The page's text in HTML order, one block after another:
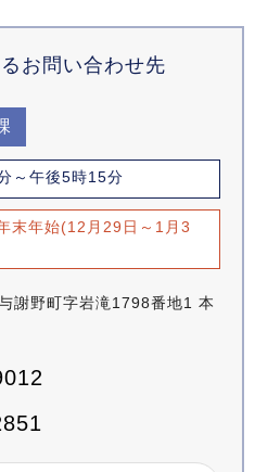
お問い合わせ先
～午後5時15分
末年始(12月29日～1月3
謝野町字岩滝1798番地1 本